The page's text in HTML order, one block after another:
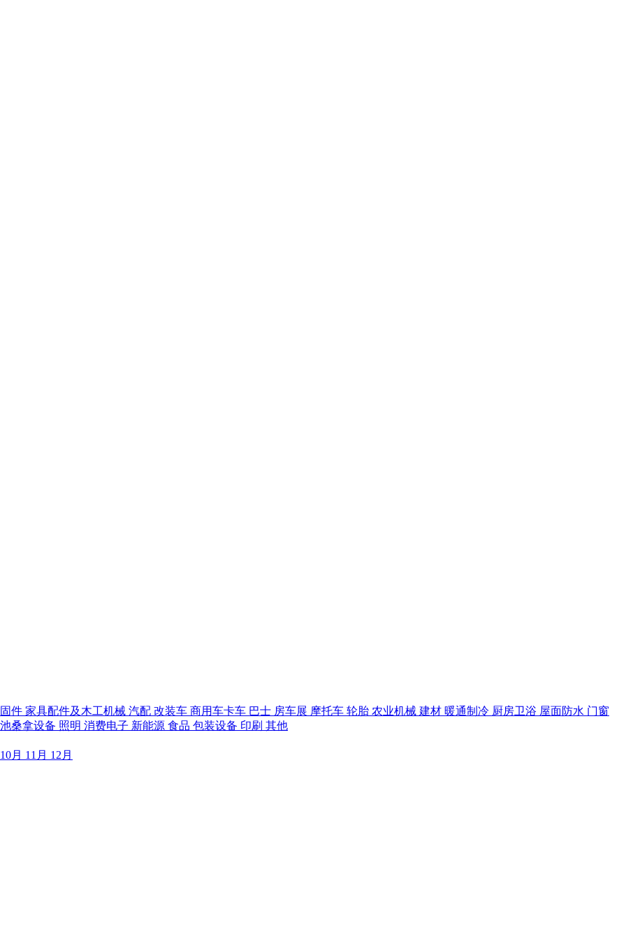
件 家具配件及木工机械 汽配 改装车 商用车卡车 巴士 房车展 摩托车 轮胎 农业机械 建材 暖通制冷 厨房卫浴 屋面防水 门窗
桑拿设备 照明 消费电子 新能源 食品 包装设备 印刷 其他
10月 11月 12月